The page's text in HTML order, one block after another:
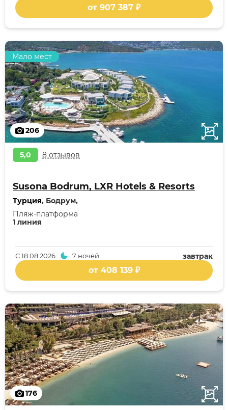
от 907 387 ₽
206
Мало мест
5,0 8 отзывов
Susona Bodrum, LXR Hotels & Resorts
Турция, Бодрум,
1 линия
Пляж-платформа
завтрак
С18.08.2026 7 ночей
от 408 139 ₽
176